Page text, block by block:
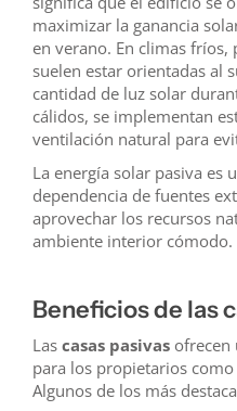
maximizar la ganancia
en verano. En climas
suelen estar orientadas al
cantidad de luz solar
cálidos, se implementan
ventilación natural para
La energía solar pasiva es
dependencia de fuentes
aprovechar los recursos
ambiente interior cómodo.
Beneficios de las
Las casas pasivas ofrecen
para los propietarios
Algunos de los más